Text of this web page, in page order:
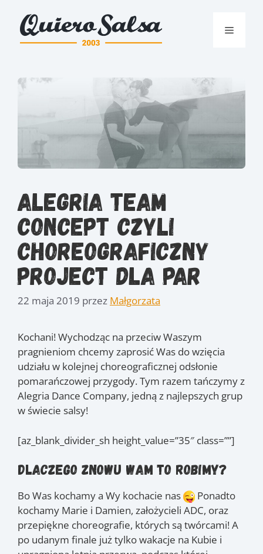
treści
Menu
Alegria Team
Concept czyli
choreograficzny
project dla par
22 maja 2019 przez Małgorzata
Kochani! Wychodząc na przeciw Waszym
pragnieniom chcemy zaprosić Was do wzięcia
udziału w kolejnej choreograficznej odsłonie
pomarańczowej przygody. Tym razem tańczymy z
Alegria Dance Company, jedną z najlepszych grup
w świecie salsy!
[az_blank_divider_sh height_value=”35″ class=””]
Dlaczego znowu Wam to robimy?
Bo Was kochamy a Wy kochacie nas
Ponadto
kochamy Marie i Damien, założycieli ADC, oraz
przepiękne choreografie, których są twórcami! A
po udanym finale już tylko wakacje na Kubie i